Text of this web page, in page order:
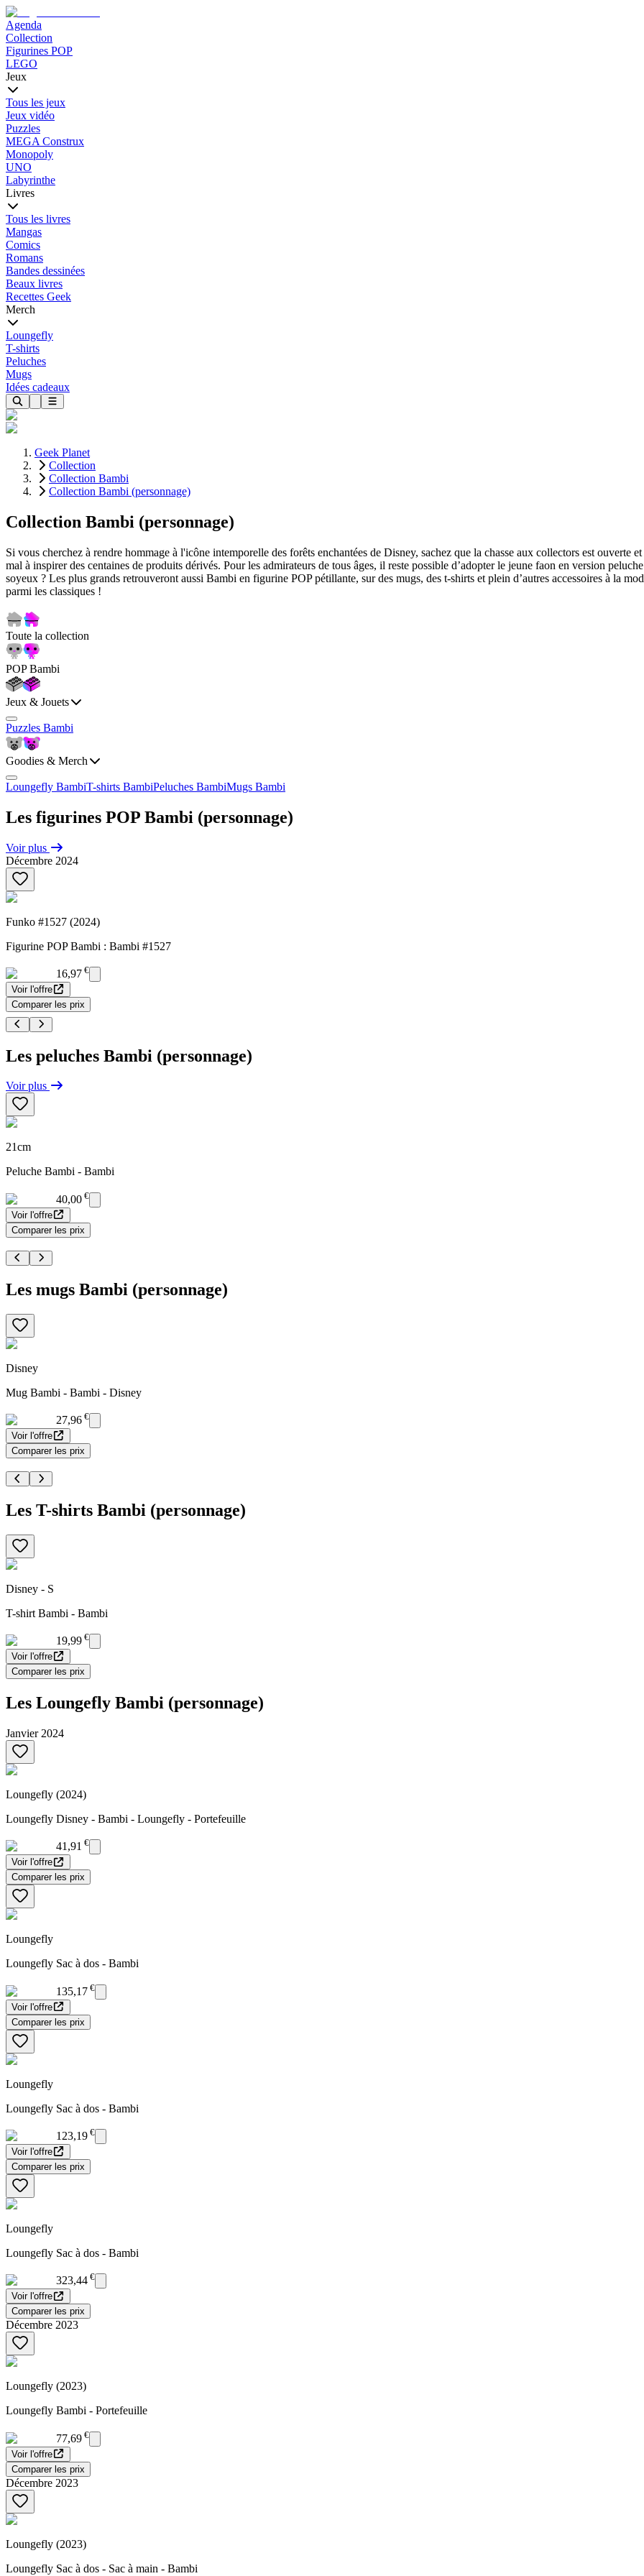
Agenda
Collection
Figurines POP
LEGO
Jeux
Tous les jeux
Jeux vidéo
Puzzles
MEGA Construx
Monopoly
UNO
Labyrinthe
Livres
Tous les livres
Mangas
Comics
Romans
Bandes dessinées
Beaux livres
Recettes Geek
Merch
Loungefly
T-shirts
Peluches
Mugs
Idées cadeaux
Geek Planet
Collection
Collection Bambi
Collection Bambi (personnage)
Collection Bambi (personnage)
Si vous cherchez à rendre hommage à l'icône intemporelle des forêts enchantées de Disney, sachez que la chasse aux collectors est ouverte
mal à inspirer des centaines de produits dérivés. Pour les admirateurs de tous âges, il reste possible d’adopter le jeune faon en version
soyeux ? Les plus grands retrouveront aussi Bambi en figurine POP pétillante, sur des mugs, des t-shirts et plein d’autres accessoires à la
parmi les classiques !
Toute la collection
POP Bambi
Jeux & Jouets
Puzzles Bambi
Goodies & Merch
Loungefly BambiT-shirts BambiPeluches BambiMugs Bambi
Les figurines POP Bambi (personnage)
Voir plus
Décembre 2024
Funko #1527 (2024)
Figurine POP Bambi : Bambi #1527
16,97 €
Voir l'offre
Comparer les prix
Les peluches Bambi (personnage)
Voir plus
21cm
Peluche Bambi - Bambi
40,00 €
Voir l'offre
Comparer les prix
Les mugs Bambi (personnage)
Disney
Mug Bambi - Bambi - Disney
27,96 €
Voir l'offre
Comparer les prix
Les T-shirts Bambi (personnage)
Disney - S
T-shirt Bambi - Bambi
19,99 €
Voir l'offre
Comparer les prix
Les Loungefly Bambi (personnage)
Janvier 2024
Loungefly (2024)
Loungefly Disney - Bambi - Loungefly - Portefeuille
41,91 €
Voir l'offre
Comparer les prix
Loungefly
Loungefly Sac à dos - Bambi
135,17 €
Voir l'offre
Comparer les prix
Loungefly
Loungefly Sac à dos - Bambi
123,19 €
Voir l'offre
Comparer les prix
Loungefly
Loungefly Sac à dos - Bambi
323,44 €
Voir l'offre
Comparer les prix
Décembre 2023
Loungefly (2023)
Loungefly Bambi - Portefeuille
77,69 €
Voir l'offre
Comparer les prix
Décembre 2023
Loungefly (2023)
Loungefly Sac à dos - Sac à main - Bambi